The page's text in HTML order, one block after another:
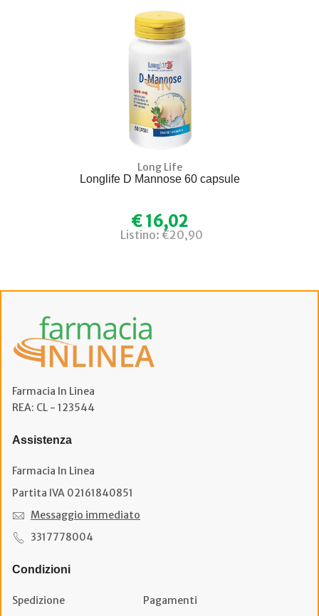
Long Life
Longlife D Mannose 60 capsule
€ 16,02
Listino: €20,90
Farmacia In Linea
REA: CL - 123544
Assistenza
Farmacia In Linea
Partita IVA 02161840851
Messaggio immediato
3317778004
Condizioni
Spedizione
Pagamenti